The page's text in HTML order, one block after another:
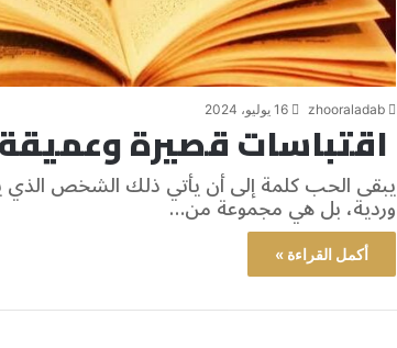
zhooraladab 16 يوليو، 2024
اقتباسات قصيرة وعميقة
يبقى الحب كلمة إلى أن يأتي ذلك الشخص
وردية، بل هي مجموعة من…
أكمل القراءة »